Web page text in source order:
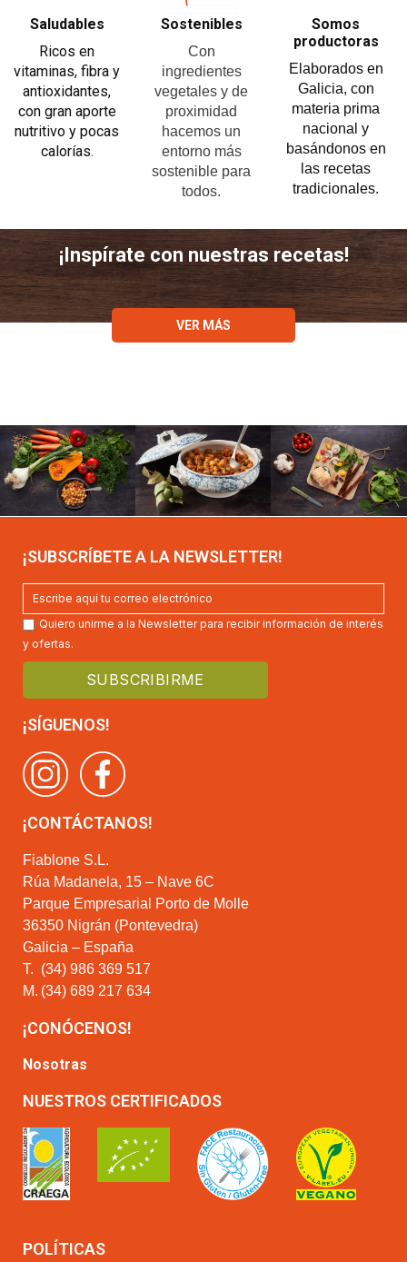
Saludables
Ricos en
vitaminas, fibra y
antioxidantes,
con gran aporte
nutritivo y pocas
calorías.
Sostenibles
Con
ingredientes
vegetales y de
proximidad
hacemos un
entorno más
sostenible para
todos.
Somos
productoras
Elaborados en
Galicia, con
materia prima
nacional y
basándonos en
las recetas
tradicionales.
¡Inspírate con nuestras recetas!
VER MÁS
¡SUBSCRÍBETE A LA NEWSLETTER!
Quiero unirme a la Newsletter para recibir información de interés
y ofertas.
¡SÍGUENOS!
¡CONTÁCTANOS!
Fiablone S.L.
Rúa Madanela, 15 – Nave 6C
Parque Empresarial Porto de Molle
36350 Nigrán (Pontevedra)
Galicia – España
T. (34) 986 369 517
M. (34) 689 217 634
¡CONÓCENOS!
Nosotras
NUESTROS CERTIFICADOS
POLÍTICAS